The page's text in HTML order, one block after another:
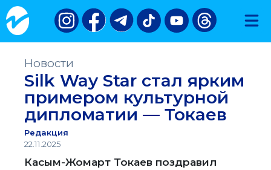
Новости
Silk Way Star стал ярким
примером культурной
дипломатии — Токаев
Редакция
22.11.2025
Касым-Жомарт Токаев поздравил